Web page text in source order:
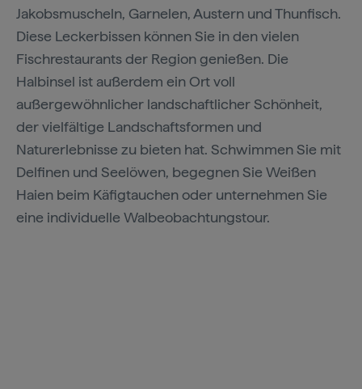
Jakobsmuscheln, Garnelen, Austern und Thunfisch.
Diese Leckerbissen können Sie in den vielen
Fischrestaurants der Region genießen. Die
Halbinsel ist außerdem ein Ort voll
außergewöhnlicher landschaftlicher Schönheit,
der vielfältige Landschaftsformen und
Naturerlebnisse zu bieten hat. Schwimmen Sie mit
Delfinen und Seelöwen, begegnen Sie Weißen
Haien beim Käfigtauchen oder unternehmen Sie
eine individuelle Walbeobachtungstour.